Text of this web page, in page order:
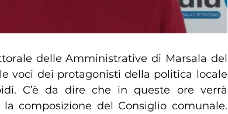
delle Amministrative di Marsala del
voci dei protagonisti della politica locale
C’è da dire che in queste ore verrà
composizione del Consiglio comunale.